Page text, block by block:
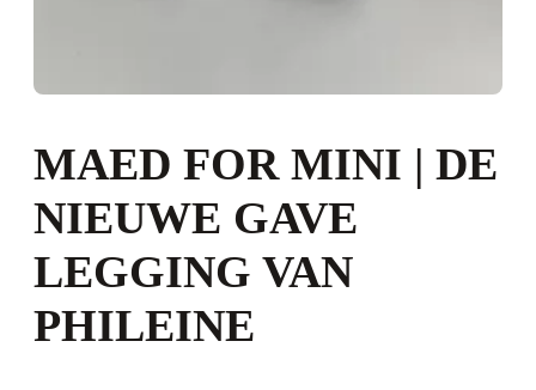
MAED FOR MINI | DE
NIEUWE GAVE
LEGGING VAN
PHILEINE